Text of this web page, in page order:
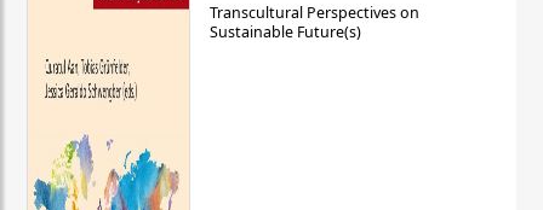
Transcultural Perspectives on
Sustainable Future(s)